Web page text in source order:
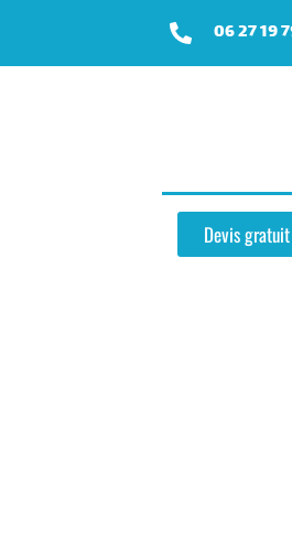
06 27 19
Devis gratuit